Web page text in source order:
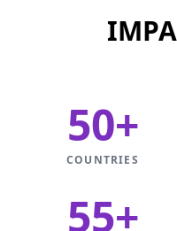
50+
COUNTRIES
55+